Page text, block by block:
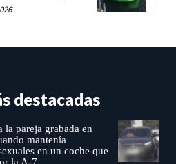
destacadas
la pareja grabada en
mantenía
en un coche que